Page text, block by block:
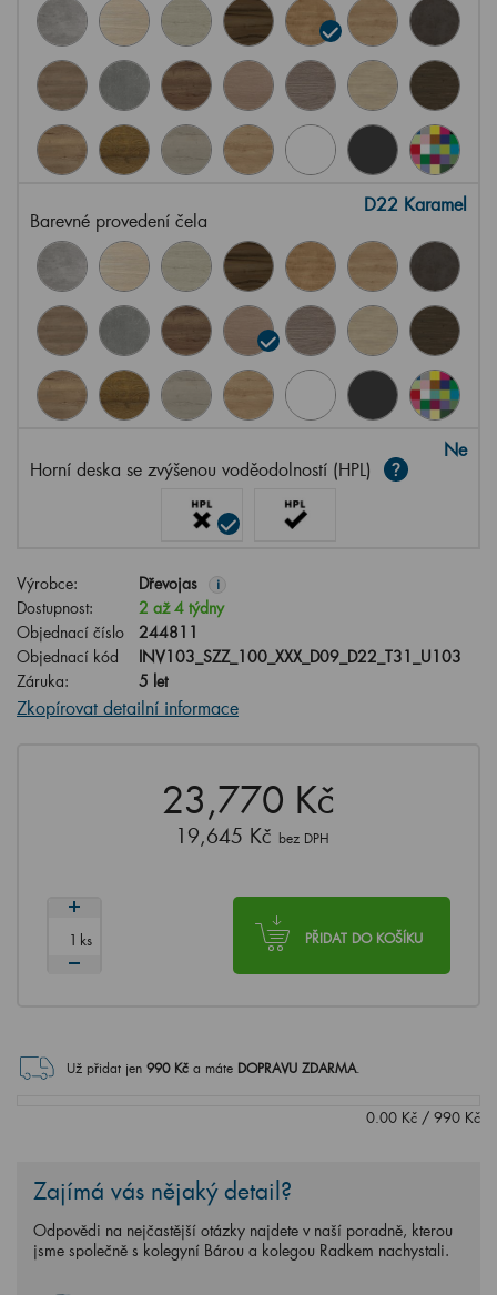
Barevné provedení čela
D22 Karamel
Horní deska se zvýšenou voděodolností (HPL)
Ne
Výrobce: Dřevojas i
Dostupnost:
2 až 4 týdny
Objednací číslo
244811
Objednací kód
INV103_SZZ_100_XXX_D09_D22_T31_U103
Záruka:
5 let
Zkopírovat detailní informace
23,770 Kč
19,645 Kč bez DPH
PŘIDAT DO KOŠÍKU
ks
Už přidat jen 990Kč a máte DOPRAVU ZDARMA.
0.00 Kč / 990 Kč
Zajímá vás nějaký detail?
Odpovědi na nejčastější otázky najdete v naší poradně, kterou
jsme společně s kolegyní Bárou a kolegou Radkem nachystali.